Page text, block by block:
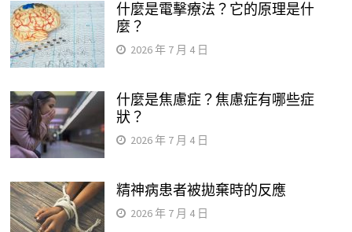
什麼是電擊療法？它的原理是什
麼？
2026 年 7 月 4 日
什麼是焦慮症？焦慮症有哪些症
狀？
2026 年 7 月 4 日
精神病患者被拋棄時的反應
2026 年 7 月 4 日